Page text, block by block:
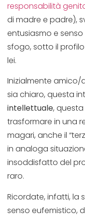
responsabilità
di madre e padre),
entusiasmo e
sfogo, sotto il
lei.
Inizialmente amico/
sia chiaro, questa
intellettuale,
trasformare in una
magari, anche il
in analoga
insoddisfatto del
raro.
Ricordate, infatti, la
senso eufemistico,